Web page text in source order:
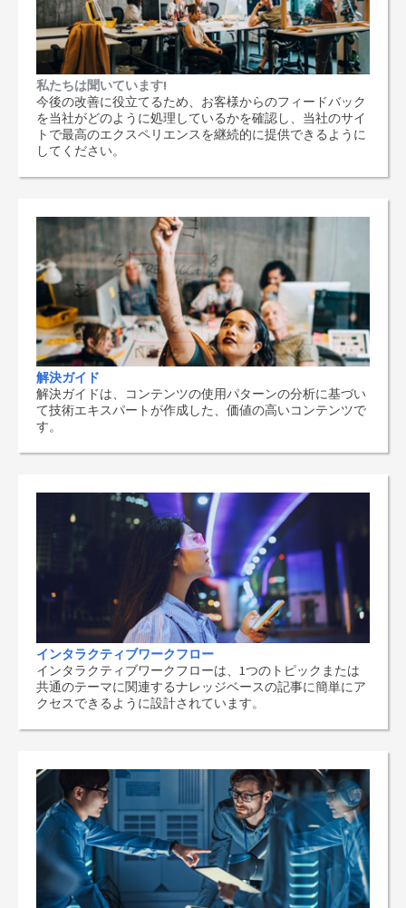
私たちは聞いています!
今後の改善に役立てるため、お客様からのフィードバック
を当社がどのように処理しているかを確認し、当社のサイ
トで最高のエクスペリエンスを継続的に提供できるように
してください。
解決ガイド
解決ガイドは、コンテンツの使用パターンの分析に基づい
て技術エキスパートが作成した、価値の高いコンテンツで
す。
インタラクティブワークフロー
インタラクティブワークフローは、1つのトピックまたは
共通のテーマに関連するナレッジベースの記事に簡単にア
クセスできるように設計されています。